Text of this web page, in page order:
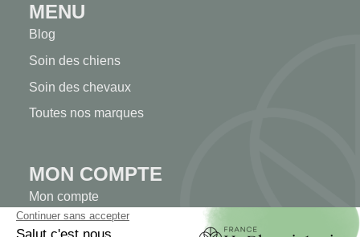
MENU
Blog
Soin des chiens
Soin des chevaux
Toutes nos marques
MON COMPTE
Mon compte
Authentification